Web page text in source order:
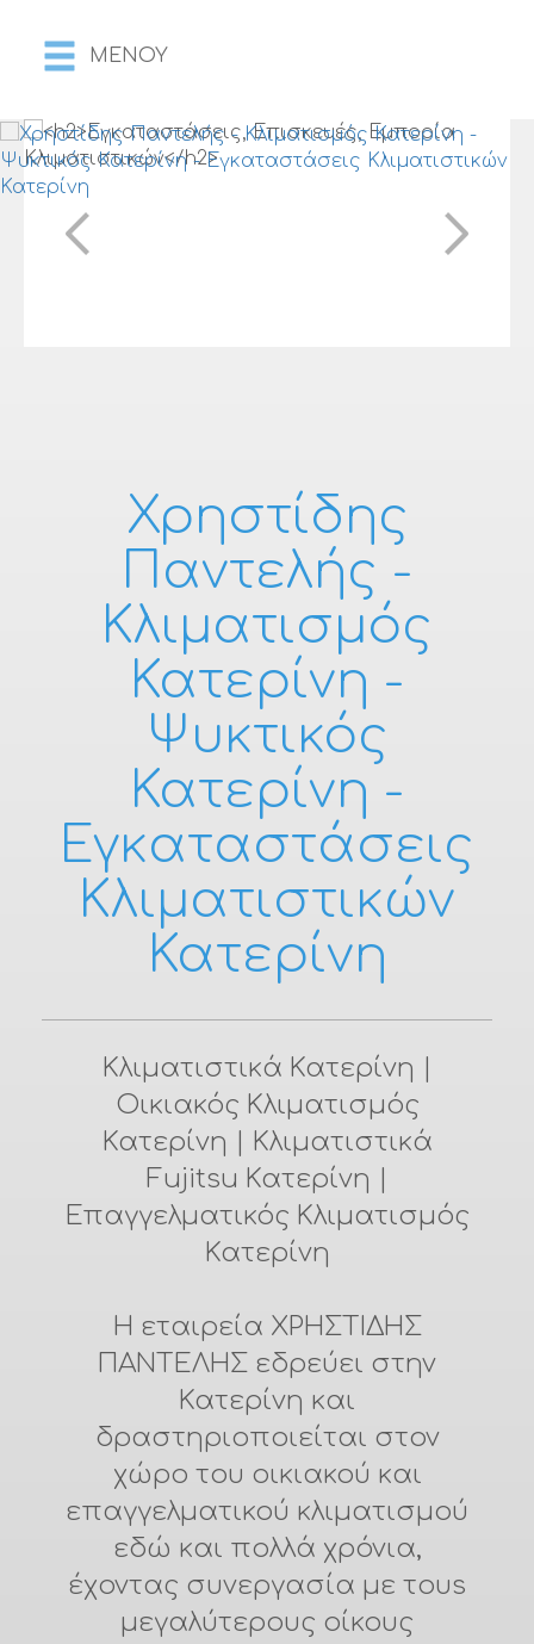
MENOY
Χρηστίδης
Παντελής -
Κλιματισμός
Κατερίνη -
Ψυκτικός
Κατερίνη -
Εγκαταστάσεις
Κλιματιστικών
Κατερίνη
Κλιματιστικά Κατερίνη |
Οικιακός Κλιματισμός
Κατερίνη | Κλιματιστικά
Fujitsu Κατερίνη |
Επαγγελματικός Κλιματισμός
Κατερίνη
Η εταιρεία ΧΡΗΣΤΙΔΗΣ
ΠΑΝΤΕΛΗΣ εδρεύει στην
Κατερίνη και
δραστηριοποιείται στον
χώρο του οικιακού και
επαγγελματικού κλιματισμού
εδώ και πολλά χρόνια,
έχοντας συνεργασία με τουs
μεγαλύτερους οίκους